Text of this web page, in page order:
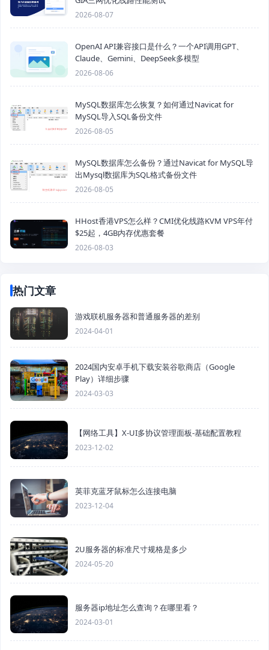
2026-08-07
OpenAI API兼容接口是什么？一个API调用GPT、
Claude、Gemini、DeepSeek多模型
2026-08-06
MySQL数据库怎么恢复？如何通过Navicat for
MySQL导入SQL备份文件
2026-08-05
MySQL数据库怎么备份？通过Navicat for MySQL导
出Mysql数据库为SQL格式备份文件
2026-08-05
HHost香港VPS怎么样？CMI优化线路KVM VPS年付
$25起，4GB内存优惠套餐
2026-08-03
热门文章
游戏联机服务器和普通服务器的差别
2024-04-01
2024国内安卓手机下载安装谷歌商店（Google
Play）详细步骤
2024-03-03
【网络工具】X-UI多协议管理面板-基础配置教程
2023-12-02
英菲克蓝牙鼠标怎么连接电脑
2023-12-04
2U服务器的标准尺寸规格是多少
2024-05-20
服务器ip地址怎么查询？在哪里看？
2024-03-01